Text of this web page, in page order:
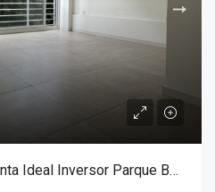
Venta Monoambiente Renta Ideal Inversor Parque Batlle